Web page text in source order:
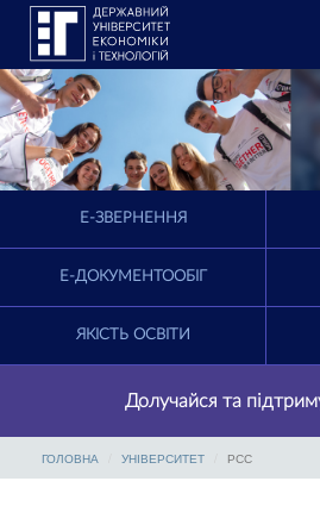
E-ЗВЕРНЕННЯ
Е-ДОКУМЕНТООБІГ
ЯКІСТЬ ОСВІТИ
Долучайся та
ГОЛОВНА УНІВЕРСИТЕТ РСС